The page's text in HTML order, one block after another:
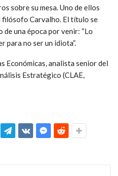
sobre su mesa. Uno de ellos
filósofo Carvalho. El título se
una época por venir: “Lo
para no ser un idiota”.
Económicas, analista senior del
Estratégico (CLAE,